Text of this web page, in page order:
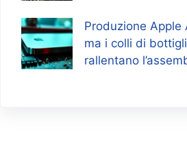
Produzione Apple
ma i colli di
rallentano